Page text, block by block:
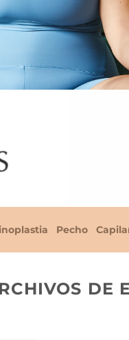
Pecho
DE